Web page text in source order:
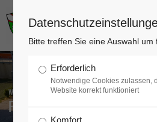
Login
Benutzername
Wir sind da, wenn es brenzlig wird.
FF Kaltenleutgeben
Bitte treffen Sie eine Auswahl um
Erforderlich
Notwendige Cookies zulassen,
Website korrekt funktioniert
Komfort
FREIWILLIGE